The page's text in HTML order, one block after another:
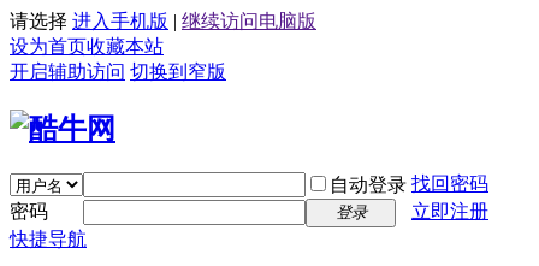
请选择 进入手机版 | 继续访问电脑版
设为首页收藏本站
开启辅助访问 切换到窄版
自动登录 找回密码
密码
登录
立即注册
快捷导航